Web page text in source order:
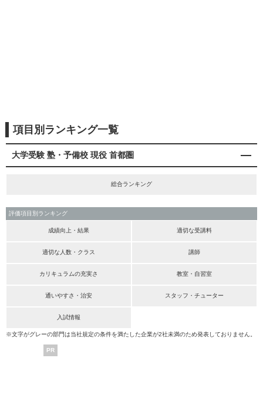
項目別ランキング一覧
大学受験 塾・予備校 現役 首都圏
総合ランキング
評価項目別ランキング
成績向上・結果 適切な受講料
適切な人数・クラス 講師
カリキュラムの充実さ 教室・自習室
通いやすさ・治安 スタッフ・チューター
入試情報
※文字がグレーの部門は当社規定の条件を満たした企業が2社未満のため発表しておりません。
PR